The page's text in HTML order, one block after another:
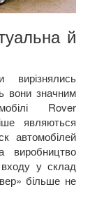
й
вони значним
Rover
являються
автомобілей
у склад
більше не